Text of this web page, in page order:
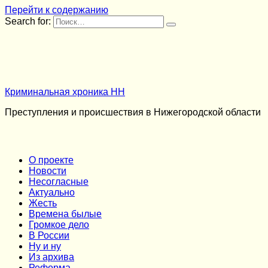
Перейти к содержанию
Search for:
Криминальная хроника НН
Преступления и происшествия в Нижегородской области
О проекте
Новости
Несогласные
Актуально
Жесть
Времена былые
Громкое дело
В России
Ну и ну
Из архива